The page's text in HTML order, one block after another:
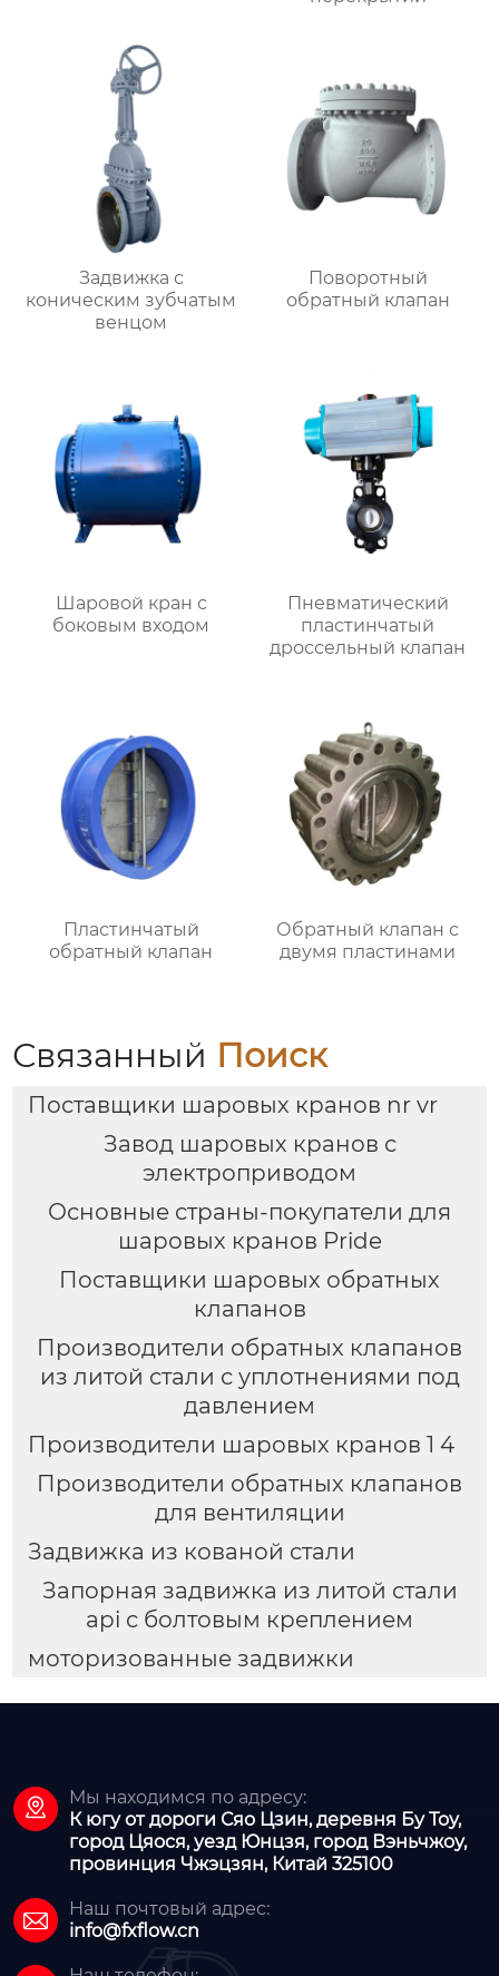
Задвижка с
коническим зубчатым
венцом
Поворотный
обратный клапан
Шаровой кран с
боковым входом
Пневматический
пластинчатый
дроссельный клапан
Пластинчатый
обратный клапан
Обратный клапан с
двумя пластинами
Связанный Поиск
Поставщики шаровых кранов nr vr
Завод шаровых кранов с
электроприводом
Основные страны-покупатели для
шаровых кранов Pride
Поставщики шаровых обратных
клапанов
Производители обратных клапанов
из литой стали с уплотнениями под
давлением
Производители шаровых кранов 1 4
Производители обратных клапанов
для вентиляции
Задвижка из кованой стали
Запорная задвижка из литой стали
api с болтовым креплением
моторизованные задвижки

Мы находимся по адресу:
К югу от дороги Сяо Цзин, деревня Бу Тоу,
город Цяося, уезд Юнцзя, город Вэньчжоу,
провинция Чжэцзян, Китай 325100

Наш почтовый адрес:
info@fxflow.cn